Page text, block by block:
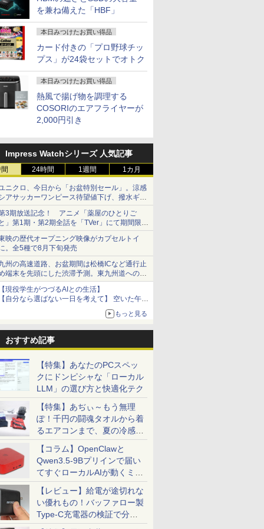
を兼ね備えた「HBF」
本日みつけたお買い得品
カード付きの「プロ野球チッ
プス」が24袋セットでオトク
本日みつけたお買い得品
熱風で揚げ物を調理する
COSORIのエアフライヤーが
2,000円引き
Impress Watchシリーズ 人気記事
24時間 1週間 1カ月
ニクロ、今日から「お盆特別セール」。涼感
アサッカーワンピース待望値下げ、撥水ギア
ョーツは1990円に
3期放送記念！ アニメ「薬屋のひとりご
」第1期・第2期全話を「TVer」にて期間限定
順次無料配信開始
映の歴代オープニング映像がカプセルトイ
。全5種で8月下旬発売
州の高速道路、お盆期間は松橋ICなど通行止
端末を先頭にした渋滞予測。東九州道への迂
は料金調整を実施
現役学生がつづるAIとの生活】
自分なら選ばない一日を考えて】 空いた午後
チャッピーに捧げたら、思わぬ絶景に出会っ
もっと見る
おすすめ記事
【特集】あなたのPCスペッ
クにドンピシャな「ローカル
LLM」の選び方と快適化テク
【特集】あぢぃ～もう無理
ぽ！千円の闘魂タオルから着
るエアコンまで、夏の冷感グ
ッズ一挙紹介
【コラム】OpenClawと
Qwen3.5-9Bプリインで届い
てすぐローカルAIが動くミニ
PC「SER9 Pro」
【レビュー】給電が途切れな
い優れもの！バッファロー製
Type-C充電器の検証で分か
ったこと